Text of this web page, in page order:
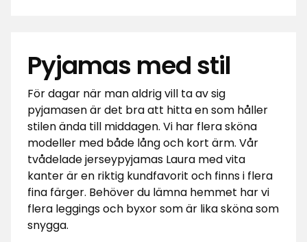
Pyjamas med stil
För dagar när man aldrig vill ta av sig
pyjamasen är det bra att hitta en som håller
stilen ända till middagen. Vi har flera sköna
modeller med både lång och kort ärm. Vår
tvådelade jerseypyjamas Laura med vita
kanter är en riktig kundfavorit och finns i flera
fina färger. Behöver du lämna hemmet har vi
flera leggings och byxor som är lika sköna som
snygga.